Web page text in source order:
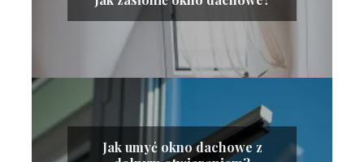
Jak umyć okno dachowe z